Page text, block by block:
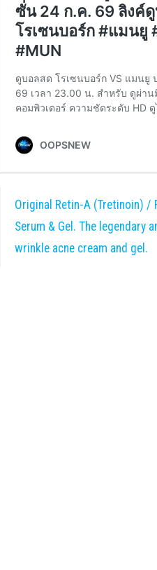
Original Retin-A (Tretinoin) /
Serum & Gel. The legendary
wrinkle acne cream and gel.